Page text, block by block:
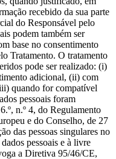
recebido da sua parte
do Responsável pelo
podem também ser
base no consentimento
Tratamento. O tratamento
pode ser realizado: (i)
adicional, (ii) com
quando for compatível
pessoais foram
n.º 4, do Regulamento
e do Conselho, de 27
das pessoas singulares no
pessoais e à livre
a Diretiva 95/46/CE,